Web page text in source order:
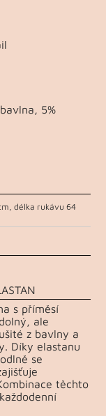
5%
délka rukávu 64
s příměsí
ale
z bavlny a
Díky elastanu
se
těchto